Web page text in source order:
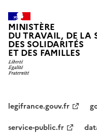
MINISTÈRE
DU TRAVAIL, DE LA
DES SOLIDARITÉS
ET DES FAMILLES
legifrance.gouv.fr
service-public.fr